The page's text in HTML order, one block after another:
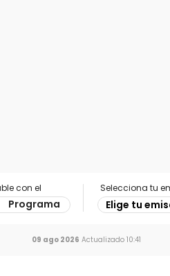
con el
Programa
Selecciona tu
Elige tu
09 ago 2026 Actualizado 10:41